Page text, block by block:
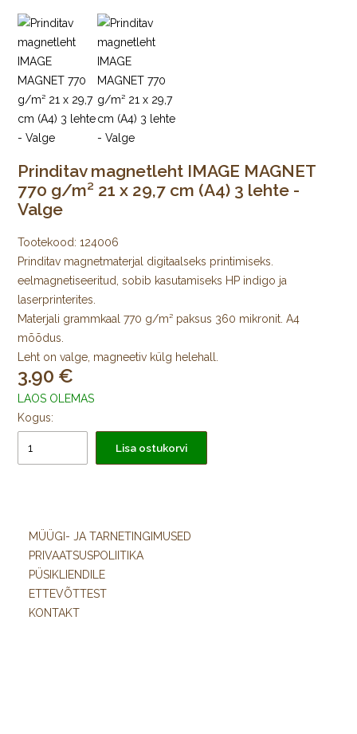
Prinditav magnetleht IMAGE MAGNET
770 g/m² 21 x 29,7 cm (A4) 3 lehte -
Valge
Tootekood: 124006
Prinditav magnetmaterjal digitaalseks printimiseks.
eelmagnetiseeritud, sobib kasutamiseks HP indigo ja
laserprinterites.
Materjali grammkaal 770 g/m² paksus 360 mikronit. A4
mõõdus.
Leht on valge, magneetiv külg helehall.
3.90
LAOS OLEMAS
Kogus:
Lisa ostukorvi
MÜÜGI- JA TARNETINGIMUSED
PRIVAATSUSPOLIITIKA
PÜSIKLIENDILE
ETTEVÕTTEST
KONTAKT